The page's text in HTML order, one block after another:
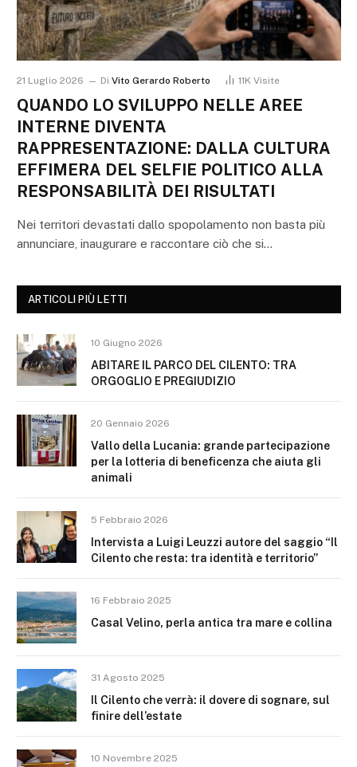
21 Luglio 2026 Di Vito Gerardo Roberto 11K Visite
QUANDO LO SVILUPPO NELLE AREE
INTERNE DIVENTA
RAPPRESENTAZIONE: DALLA CULTURA
EFFIMERA DEL SELFIE POLITICO ALLA
RESPONSABILITÀ DEI RISULTATI
Nei territori devastati dallo spopolamento non basta più
annunciare, inaugurare e raccontare ciò che si…
ARTICOLI PIÙ LETTI
10 Giugno 2026
ABITARE IL PARCO DEL CILENTO: TRA
ORGOGLIO E PREGIUDIZIO
20 Gennaio 2026
Vallo della Lucania: grande partecipazione
per la lotteria di beneficenza che aiuta gli
animali
5 Febbraio 2026
Intervista a Luigi Leuzzi autore del saggio “Il
Cilento che resta: tra identità e territorio”
16 Febbraio 2025
Casal Velino, perla antica tra mare e collina
31 Agosto 2025
Il Cilento che verrà: il dovere di sognare, sul
finire dell’estate
10 Novembre 2025